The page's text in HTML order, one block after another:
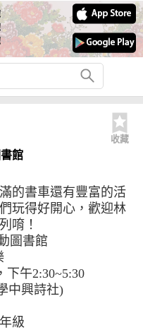
收藏
館
的書車還有豐富的活
玩得好開心，歡迎林
唷！
圖書館
下午2:30~5:30
中興詩社)
級